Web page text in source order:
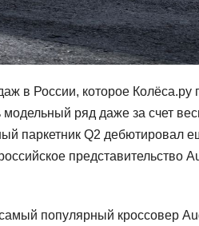
в России, которое
ряд даже за счет
паркетник Q2 дебютировал
представительство
популярный кроссовер